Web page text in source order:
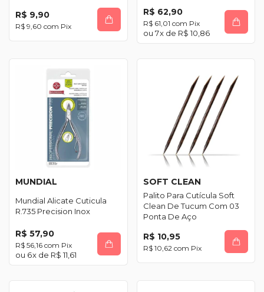
R$ 9,90
R$ 9,60 com Pix
R$ 62,90
R$ 61,01 com Pix
7x de R$ 10,86
MUNDIAL
Mundial Alicate Cuticula
R.735 Precision Inox
R$ 57,90
R$ 56,16 com Pix
6x de R$ 11,61
SOFT CLEAN
Palito Para Cutícula Soft
Clean De Tucum Com 03
Ponta De Aço
R$ 10,95
R$ 10,62 com Pix